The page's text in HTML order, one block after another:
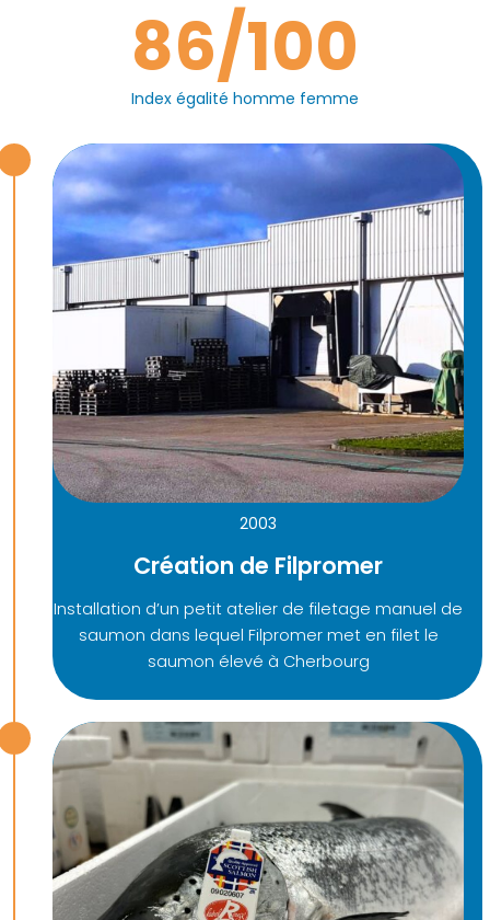
Index égalité homme femme
86/100
2003
Création de Filpromer
Installation d’un petit atelier de filetage manuel de
saumon dans lequel Filpromer met en filet le
saumon élevé à Cherbourg